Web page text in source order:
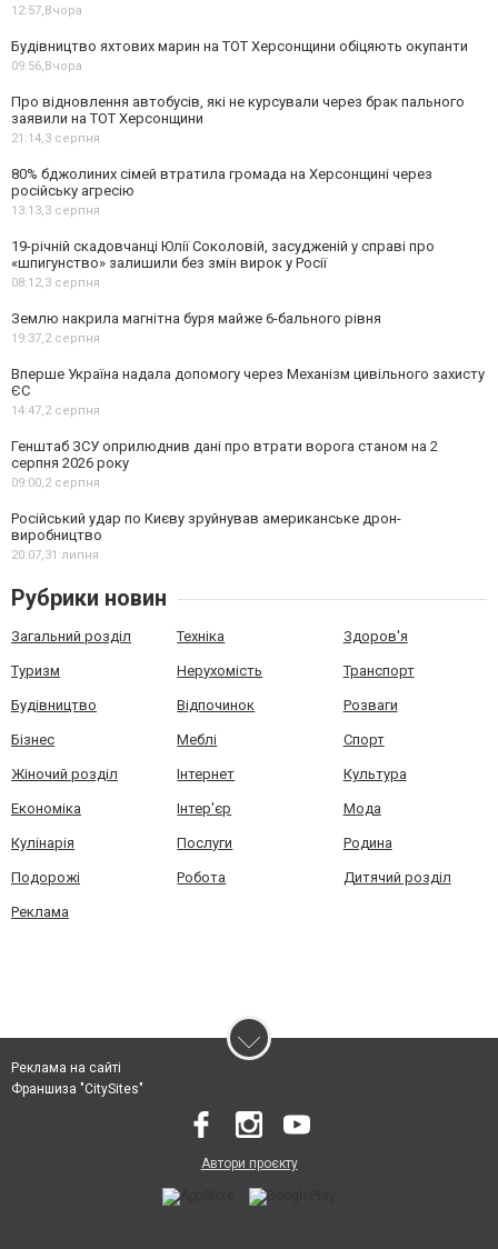
12:57,Вчора
Будівництво яхтових марин на ТОТ Херсонщини обіцяють окупанти
09:56,Вчора
Про відновлення автобусів, які не курсували через брак пального
заявили на ТОТ Херсонщини
21:14,3 серпня
80% бджолиних сімей втратила громада на Херсонщині через
російську агресію
13:13,3 серпня
19-річній скадовчанці Юлії Соколовій, засудженій у справі про
«шпигунство» залишили без змін вирок у Росії
08:12,3 серпня
Землю накрила магнітна буря майже 6-бального рівня
19:37,2 серпня
Вперше Україна надала допомогу через Механізм цивільного захисту
ЄС
14:47,2 серпня
Генштаб ЗСУ оприлюднив дані про втрати ворога станом на 2
серпня 2026 року
09:00,2 серпня
Російський удар по Києву зруйнував американське дрон-
виробництво
20:07,31 липня
Рубрики новин
Загальний розділ Техніка Здоров'я
Туризм Нерухомість Транспорт
Будівництво Відпочинок Розваги
Бізнес Меблі Спорт
Жіночий розділ Інтернет Культура
Економіка Інтер'єр Мода
Кулінарія Послуги Родина
Подорожі Робота Дитячий розділ
Реклама
Реклама на сайті
Франшиза "CitySites"
Автори проєкту